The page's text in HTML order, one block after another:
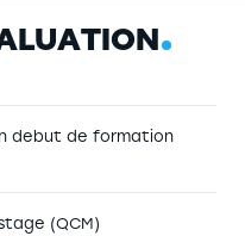
LUATION
debut de formation
(QCM)